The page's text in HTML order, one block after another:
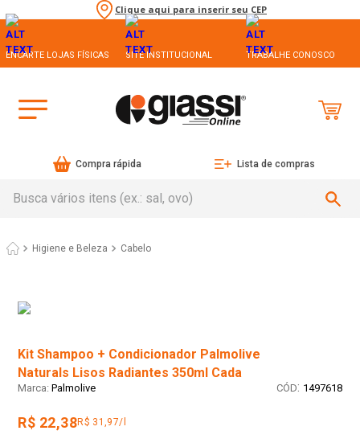
Clique aqui para inserir seu CEP
ENCARTE LOJAS FÍSICAS SITE INSTITUCIONAL TRABALHE CONOSCO
Compra rápida Lista de compras
Higiene e Beleza Cabelo
Kit Shampoo + Condicionador Palmolive
Naturals Lisos Radiantes 350ml Cada
Palmolive : 1497618
R$ 22,38R$ 31,97/l